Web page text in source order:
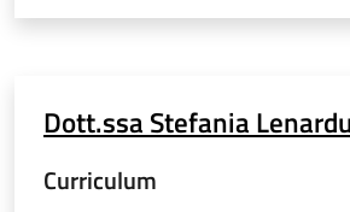
Dott.ssa Stefania
Curriculum